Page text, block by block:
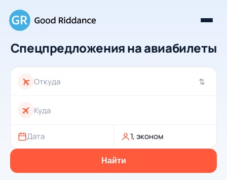
Спецпредложения на авиабилеты
⇄
Дата 1, эконом
Найти